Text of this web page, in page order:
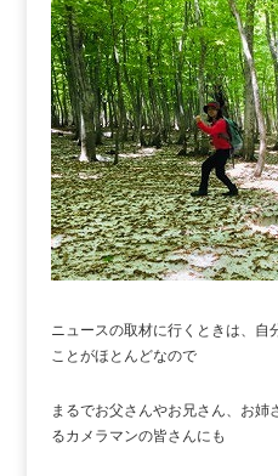
ニュースの取材に行くときは、自
ことがほとんどなので
まるでお父さんやお兄さん、お
るカメラマンの皆さんにも